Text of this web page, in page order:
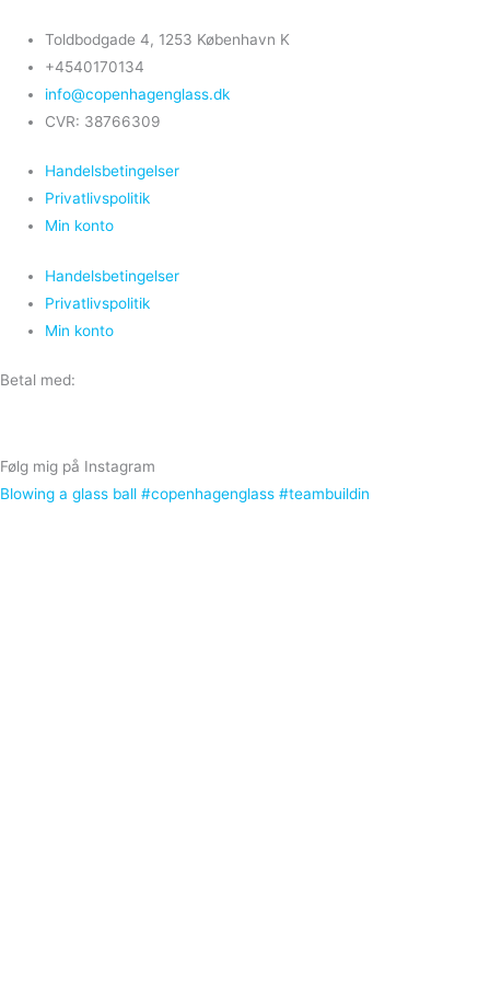
Toldbodgade 4, 1253 København K
+4540170134
info@copenhagenglass.dk
CVR: 38766309
Handelsbetingelser
Privatlivspolitik
Min konto
Handelsbetingelser
Privatlivspolitik
Min konto
Betal med:
Følg mig på Instagram
Blowing a glass ball #copenhagenglass #teambuildin